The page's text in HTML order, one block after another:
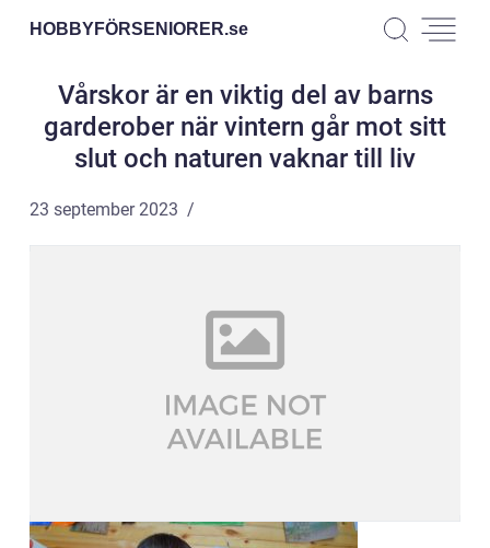
HOBBYFÖRSENIORER.se
Vårskor är en viktig del av barns
garderober när vintern går mot sitt
slut och naturen vaknar till liv
23 september 2023